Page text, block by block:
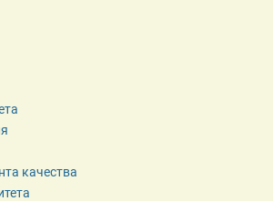
качества